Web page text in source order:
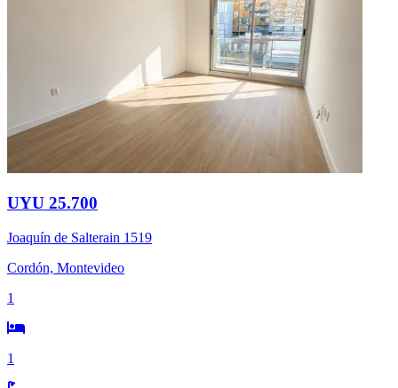
UYU 25.700
Joaquín de Salterain 1519
Cordón, Montevideo
1
1